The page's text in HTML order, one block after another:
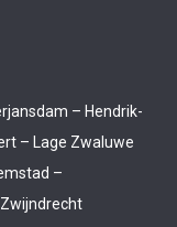
– Hendrik-
– Lage Zwaluwe
–